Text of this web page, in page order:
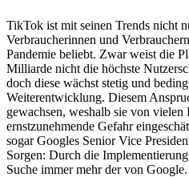
TikTok ist mit seinen Trends nicht
Verbraucherinnen und
Pandemie beliebt. Zwar weist die
Milliarde nicht die höchste
doch diese wächst stetig und
Weiterentwicklung. Diesem
gewachsen, weshalb sie von vielen
ernstzunehmende Gefahr
sogar Googles Senior Vice
Sorgen: Durch die
Suche immer mehr der von Google.